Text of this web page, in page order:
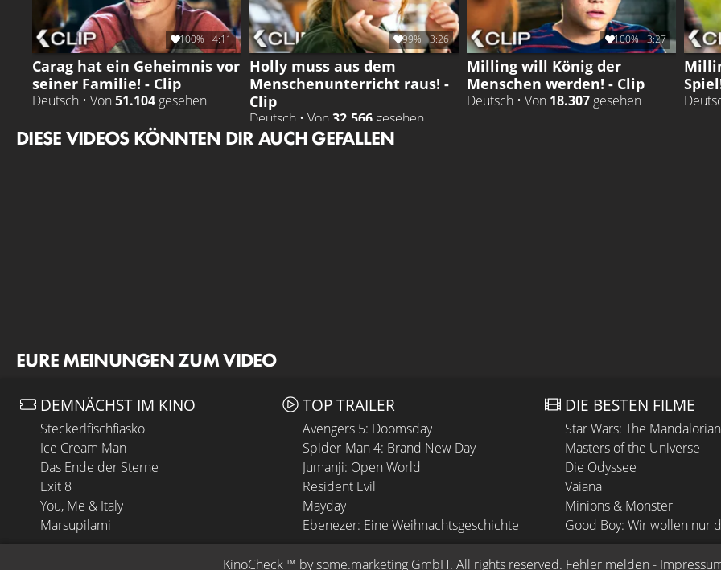
100% 4:11
Carag hat ein Geheimnis vor
seiner Familie! - Clip
Deutsch • Von 51.104 gesehen
99% 3:26
Holly muss aus dem
Menschenunterricht raus! -
Clip
Deutsch • Von 32.566 gesehen
100% 3:27
Milling will König der
Menschen werden! - Clip
Deutsch • Von 18.307 gesehen
DIESE VIDEOS KÖNNTEN DIR AUCH GEFALLEN
EURE MEINUNGEN ZUM VIDEO
DEMNÄCHST IM KINO
Steckerlfischfiasko
Ice Cream Man
Das Ende der Sterne
Exit 8
You, Me & Italy
Marsupilami
TOP TRAILER
Avengers 5: Doomsday
Spider-Man 4: Brand New Day
Jumanji: Open World
Resident Evil
Mayday
Ebenezer: Eine Weihnachtsgeschichte
DIE BESTEN FILME
Star Wars: The
Masters of the Universe
Die Odyssee
Vaiana
Minions & Monster
Good Boy: Wir wollen nur
KinoCheck ™ by some.marketing GmbH. All rights reserved. Fehler melden -